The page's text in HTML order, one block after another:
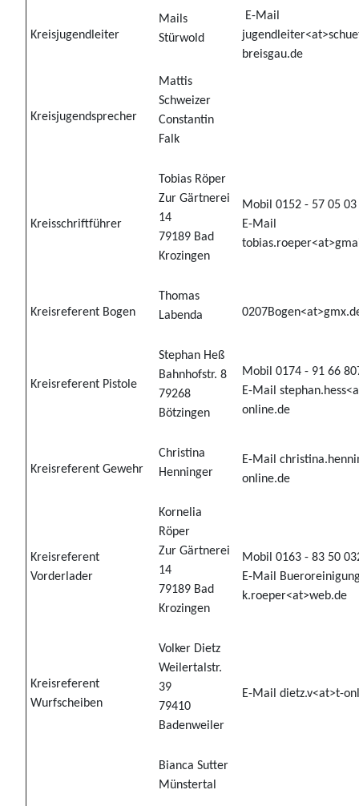
Kreisjugendleiter
Mails
Stürwold
E-Mail
breisgau.de
Kreisjugendsprecher
Mattis
Schweizer
Constantin
Falk
Kreisschriftführer
Tobias Röper
Zur Gärtnerei
14
79189 Bad
Krozingen
Mobil 0152 - 57 05 03
E-Mail
Kreisreferent Bogen
Thomas
Labenda
Kreisreferent Pistole
Stephan Heß
Bahnhofstr. 8
79268
Bötzingen
Mobil 0174 - 91 66
E-Mail
online.de
Kreisreferent Gewehr
Christina
Henninger
E-Mail
online.de
Kreisreferent
Vorderlader
Kornelia
Röper
Zur Gärtnerei
14
79189 Bad
Krozingen
Mobil 0163 - 83 50
E-Mail
k.roeper<at>web.de
Kreisreferent
Wurfscheiben
Volker Dietz
Weilertalstr.
39
79410
Badenweiler
E-Mail dietz.v<at>t-
Bianca Sutter
Münstertal